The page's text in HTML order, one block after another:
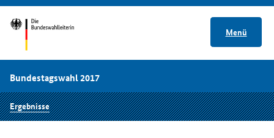
Menü
Bundestagswahl 2017
Ergebnisse